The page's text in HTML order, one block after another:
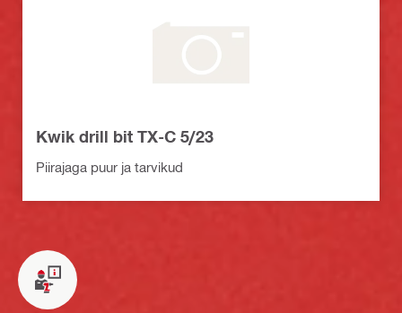
Kwik drill bit TX-C 5/23
Piirajaga puur ja tarvikud